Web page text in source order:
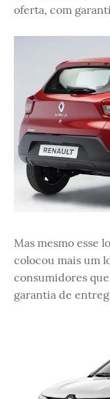
oferta, com
Mas mesmo esse
colocou mais um
consumidores
garantia de